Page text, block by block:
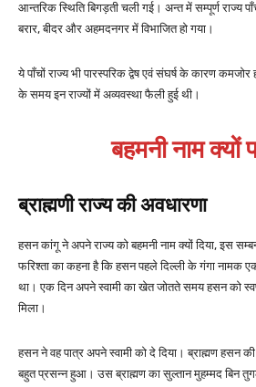
आन्तरिक स्थिति बिगड़ती चली गई। अन्त में सम्पूर्ण राज्य
बरार, बीदर और अहमदनगर में विभाजित हो गया।
ये पाँचों राज्य भी पारस्परिक द्वेष एवं संघर्ष के कारण
के समय इन राज्यों में अव्यवस्था फैली हुई थी।
बहमनी नाम क्यों
ब्राह्मणी राज्य की अवधारणा
हसन कांगू ने अपने राज्य को बहमनी नाम क्यों दिया, इस
फरिश्ता का कहना है कि हसन पहले दिल्ली के गंगा नामक एक
था। एक दिन अपने स्वामी का खेत जोतते समय हसन को
मिला।
हसन ने वह पात्र अपने स्वामी को दे दिया। ब्राह्मण हसन की
बहुत प्रसन्न हुआ। उस ब्राह्मण का सुल्तान मुहम्मद बिन